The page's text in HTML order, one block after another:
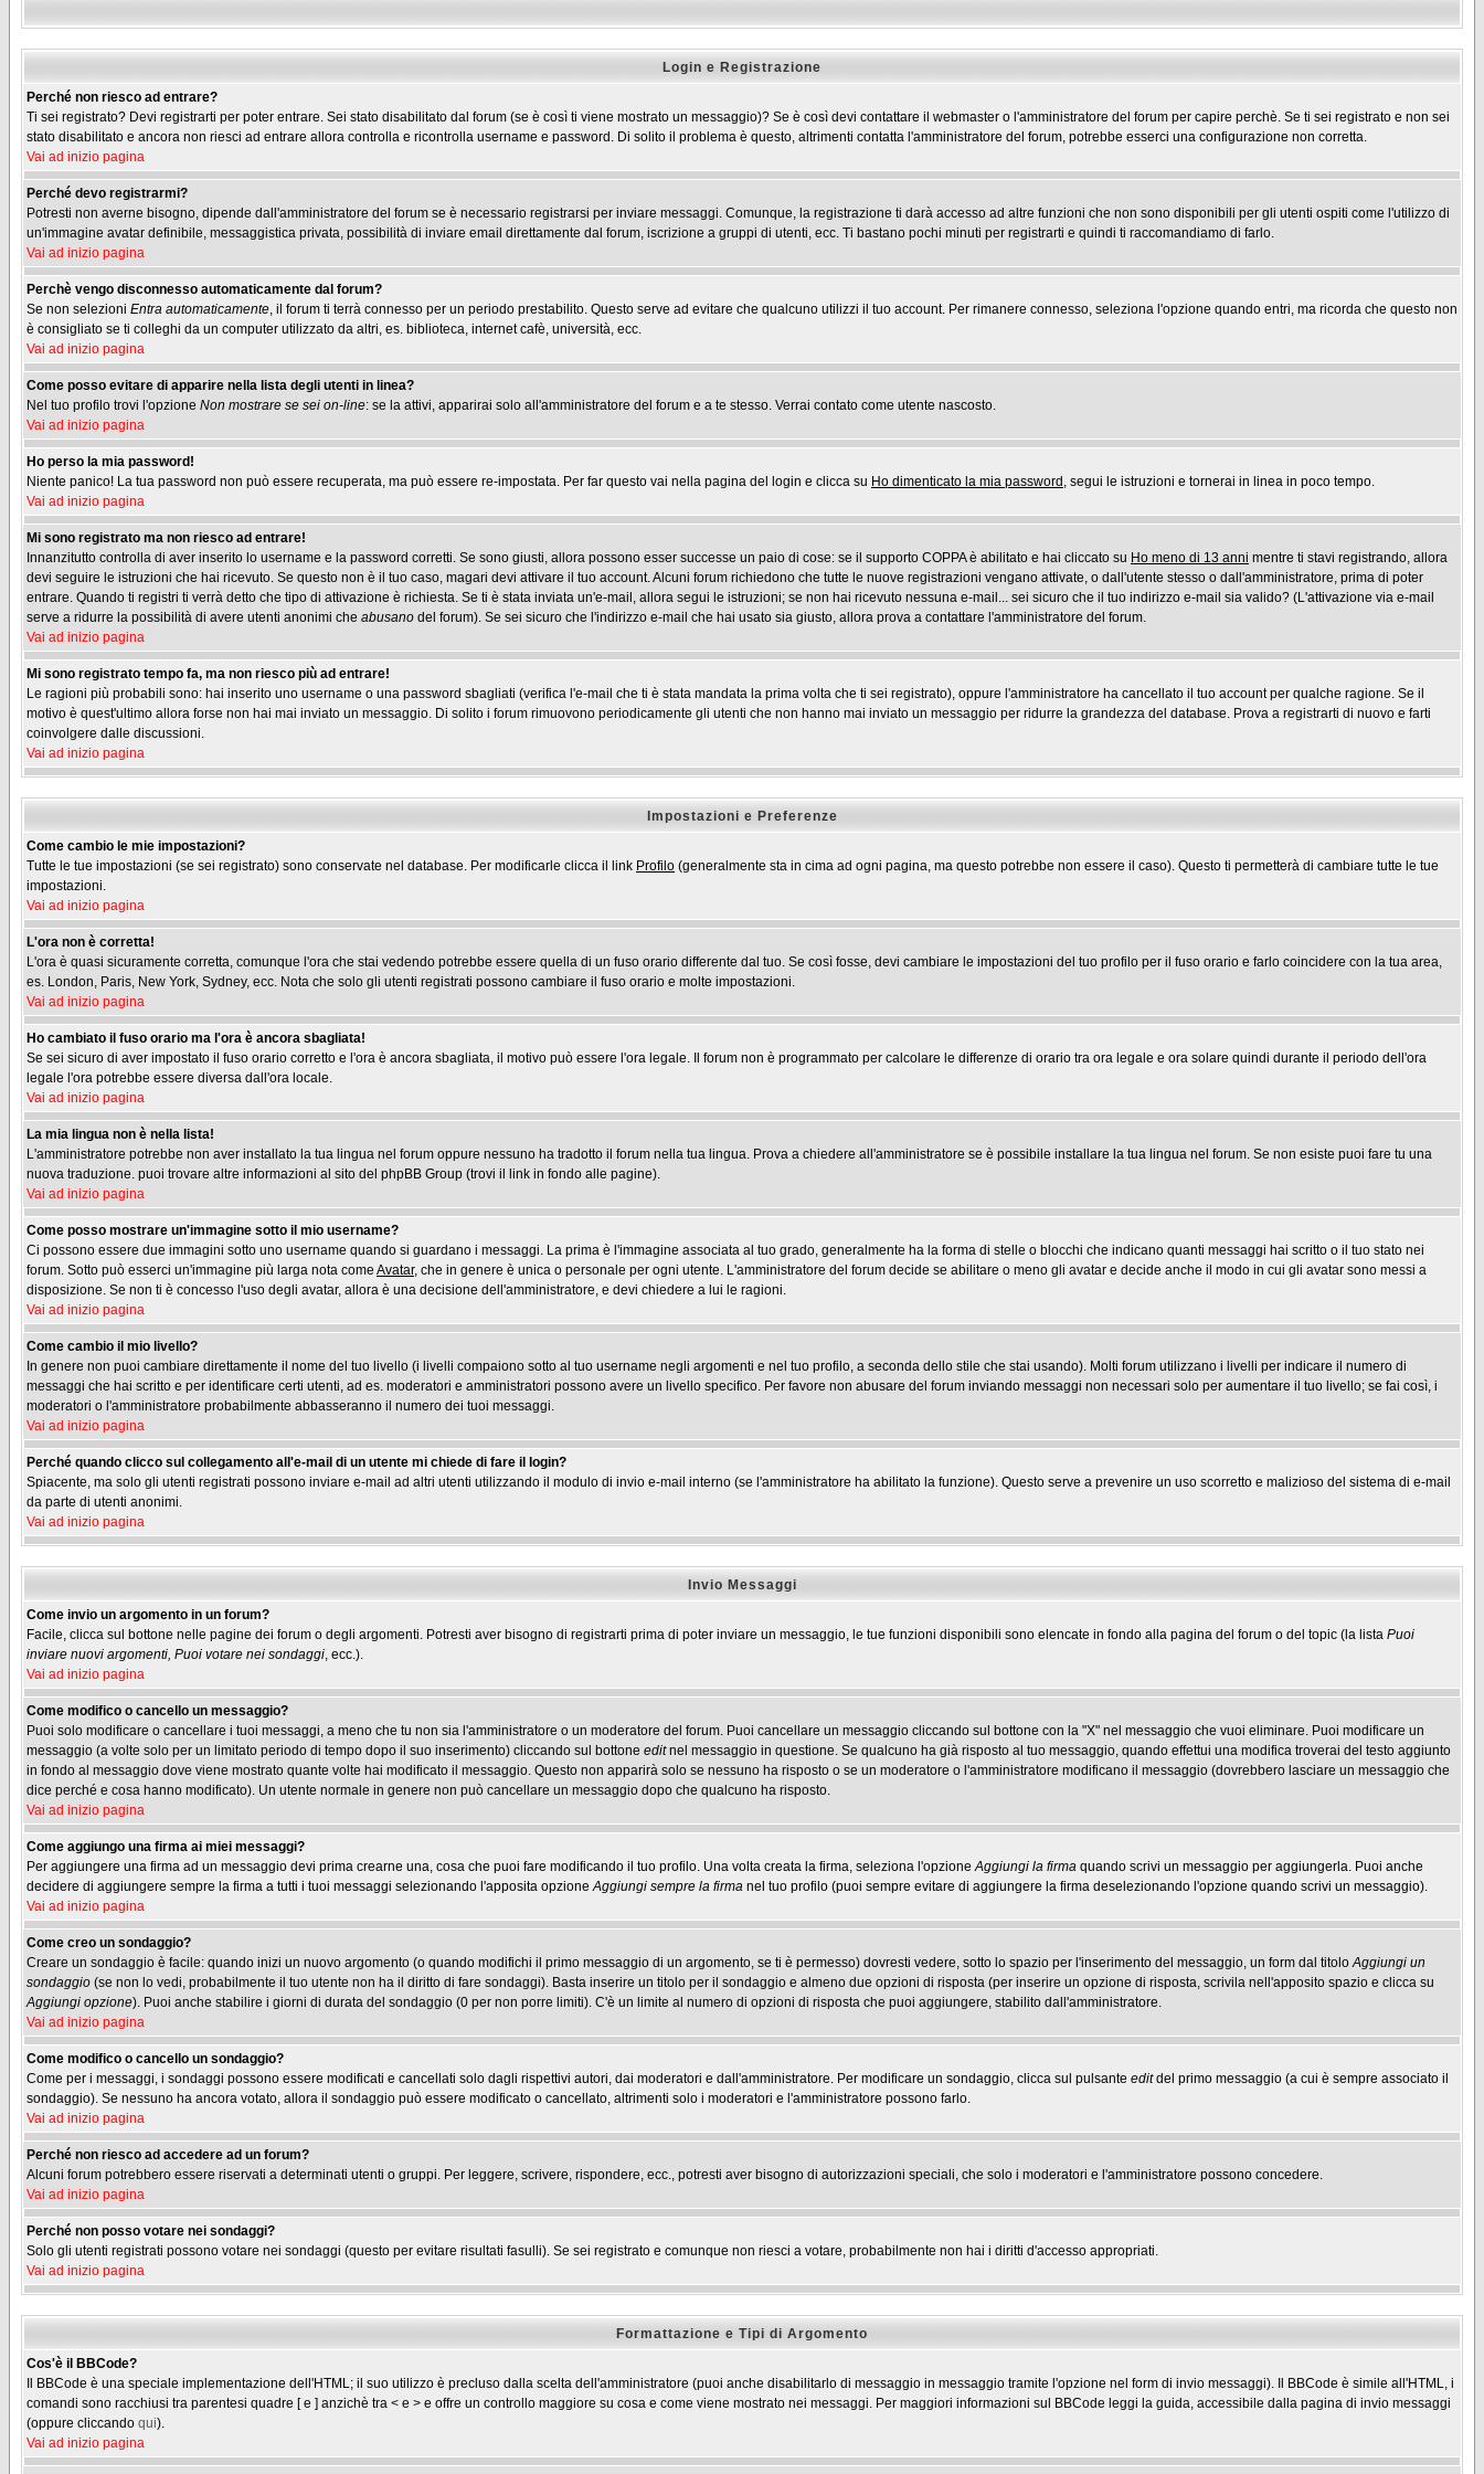
Login e Registrazione
Perché non riesco ad entrare?
Ti sei registrato? Devi registrarti per poter entrare. Sei stato disabilitato dal forum (se è così ti viene mostrato un messaggio)? Se è così devi contattare il webmaster o l'amministratore del forum per capire perchè. Se ti sei registrato e non sei
stato disabilitato e ancora non riesci ad entrare allora controlla e ricontrolla username e password. Di solito il problema è questo, altrimenti contatta l'amministratore del forum, potrebbe esserci una configurazione non corretta.
Vai ad inizio pagina
Perché devo registrarmi?
Potresti non averne bisogno, dipende dall'amministratore del forum se è necessario registrarsi per inviare messaggi. Comunque, la registrazione ti darà accesso ad altre funzioni che non sono disponibili per gli utenti ospiti come l'utilizzo di
un'immagine avatar definibile, messaggistica privata, possibilità di inviare email direttamente dal forum, iscrizione a gruppi di utenti, ecc. Ti bastano pochi minuti per registrarti e quindi ti raccomandiamo di farlo.
Vai ad inizio pagina
Perchè vengo disconnesso automaticamente dal forum?
Se non selezioni Entra automaticamente, il forum ti terrà connesso per un periodo prestabilito. Questo serve ad evitare che qualcuno utilizzi il tuo account. Per rimanere connesso, seleziona l'opzione quando entri, ma ricorda che questo non
è consigliato se ti colleghi da un computer utilizzato da altri, es. biblioteca, internet cafè, università, ecc.
Vai ad inizio pagina
Come posso evitare di apparire nella lista degli utenti in linea?
Nel tuo profilo trovi l'opzione Non mostrare se sei on-line: se la attivi, apparirai solo all'amministratore del forum e a te stesso. Verrai contato come utente nascosto.
Vai ad inizio pagina
Ho perso la mia password!
Niente panico! La tua password non può essere recuperata, ma può essere re-impostata. Per far questo vai nella pagina del login e clicca su Ho dimenticato la mia password , segui le istruzioni e tornerai in linea in poco tempo.
Vai ad inizio pagina
Mi sono registrato ma non riesco ad entrare!
Innanzitutto controlla di aver inserito lo username e la password corretti. Se sono giusti, allora possono esser successe un paio di cose: se il supporto COPPA è abilitato e hai cliccato su Ho meno di 13 anni mentre ti stavi registrando, allora
devi seguire le istruzioni che hai ricevuto. Se questo non è il tuo caso, magari devi attivare il tuo account. Alcuni forum richiedono che tutte le nuove registrazioni vengano attivate, o dall'utente stesso o dall'amministratore, prima di poter
entrare. Quando ti registri ti verrà detto che tipo di attivazione è richiesta. Se ti è stata inviata un'e-mail, allora segui le istruzioni; se non hai ricevuto nessuna e-mail... sei sicuro che il tuo indirizzo e-mail sia valido? (L'attivazione via e-mail
serve a ridurre la possibilità di avere utenti anonimi che abusano del forum). Se sei sicuro che l'indirizzo e-mail che hai usato sia giusto, allora prova a contattare l'amministratore del forum.
Vai ad inizio pagina
Mi sono registrato tempo fa, ma non riesco più ad entrare!
Le ragioni più probabili sono: hai inserito uno username o una password sbagliati (verifica l'e-mail che ti è stata mandata la prima volta che ti sei registrato), oppure l'amministratore ha cancellato il tuo account per qualche ragione. Se il
motivo è quest'ultimo allora forse non hai mai inviato un messaggio. Di solito i forum rimuovono periodicamente gli utenti che non hanno mai inviato un messaggio per ridurre la grandezza del database. Prova a registrarti di nuovo e farti
coinvolgere dalle discussioni.
Vai ad inizio pagina
Impostazioni e Preferenze
Come cambio le mie impostazioni?
Tutte le tue impostazioni (se sei registrato) sono conservate nel database. Per modificarle clicca il link Profilo (generalmente sta in cima ad ogni pagina, ma questo potrebbe non essere il caso). Questo ti permetterà di cambiare tutte le tue
impostazioni.
Vai ad inizio pagina
L'ora non è corretta!
L'ora è quasi sicuramente corretta, comunque l'ora che stai vedendo potrebbe essere quella di un fuso orario differente dal tuo. Se così fosse, devi cambiare le impostazioni del tuo profilo per il fuso orario e farlo coincidere con la tua area,
es. London, Paris, New York, Sydney, ecc. Nota che solo gli utenti registrati possono cambiare il fuso orario e molte impostazioni.
Vai ad inizio pagina
Ho cambiato il fuso orario ma l'ora è ancora sbagliata!
Se sei sicuro di aver impostato il fuso orario corretto e l'ora è ancora sbagliata, il motivo può essere l'ora legale. Il forum non è programmato per calcolare le differenze di orario tra ora legale e ora solare quindi durante il periodo dell'ora
legale l'ora potrebbe essere diversa dall'ora locale.
Vai ad inizio pagina
La mia lingua non è nella lista!
L'amministratore potrebbe non aver installato la tua lingua nel forum oppure nessuno ha tradotto il forum nella tua lingua. Prova a chiedere all'amministratore se è possibile installare la tua lingua nel forum. Se non esiste puoi fare tu una
nuova traduzione. puoi trovare altre informazioni al sito del phpBB Group (trovi il link in fondo alle pagine).
Vai ad inizio pagina
Come posso mostrare un'immagine sotto il mio username?
Ci possono essere due immagini sotto uno username quando si guardano i messaggi. La prima è l'immagine associata al tuo grado, generalmente ha la forma di stelle o blocchi che indicano quanti messaggi hai scritto o il tuo stato nei
forum. Sotto può esserci un'immagine più larga nota come Avatar, che in genere è unica o personale per ogni utente. L'amministratore del forum decide se abilitare o meno gli avatar e decide anche il modo in cui gli avatar sono messi a
disposizione. Se non ti è concesso l'uso degli avatar, allora è una decisione dell'amministratore, e devi chiedere a lui le ragioni.
Vai ad inizio pagina
Come cambio il mio livello?
In genere non puoi cambiare direttamente il nome del tuo livello (i livelli compaiono sotto al tuo username negli argomenti e nel tuo profilo, a seconda dello stile che stai usando). Molti forum utilizzano i livelli per indicare il numero di
messaggi che hai scritto e per identificare certi utenti, ad es. moderatori e amministratori possono avere un livello specifico. Per favore non abusare del forum inviando messaggi non necessari solo per aumentare il tuo livello; se fai così, i
moderatori o l'amministratore probabilmente abbasseranno il numero dei tuoi messaggi.
Vai ad inizio pagina
Perché quando clicco sul collegamento all'e-mail di un utente mi chiede di fare il login?
Spiacente, ma solo gli utenti registrati possono inviare e-mail ad altri utenti utilizzando il modulo di invio e-mail interno (se l'amministratore ha abilitato la funzione). Questo serve a prevenire un uso scorretto e malizioso del sistema di e-mail
da parte di utenti anonimi.
Vai ad inizio pagina
Invio Messaggi
Come invio un argomento in un forum?
Facile, clicca sul bottone nelle pagine dei forum o degli argomenti. Potresti aver bisogno di registrarti prima di poter inviare un messaggio, le tue funzioni disponibili sono elencate in fondo alla pagina del forum o del topic (la lista Puoi
inviare nuovi argomenti, Puoi votare nei sondaggi, ecc.).
Vai ad inizio pagina
Come modifico o cancello un messaggio?
Puoi solo modificare o cancellare i tuoi messaggi, a meno che tu non sia l'amministratore o un moderatore del forum. Puoi cancellare un messaggio cliccando sul bottone con la "X" nel messaggio che vuoi eliminare. Puoi modificare un
messaggio (a volte solo per un limitato periodo di tempo dopo il suo inserimento) cliccando sul bottone editnel messaggio in questione. Se qualcuno ha già risposto al tuo messaggio, quando effettui una modifica troverai del testo aggiunto
in fondo al messaggio dove viene mostrato quante volte hai modificato il messaggio. Questo non apparirà solo se nessuno ha risposto o se un moderatore o l'amministratore modificano il messaggio (dovrebbero lasciare un messaggio che
dice perché e cosa hanno modificato). Un utente normale in genere non può cancellare un messaggio dopo che qualcuno ha risposto.
Vai ad inizio pagina
Come aggiungo una firma ai miei messaggi?
Per aggiungere una firma ad un messaggio devi prima crearne una, cosa che puoi fare modificando il tuo profilo. Una volta creata la firma, seleziona l'opzioneAggiungi la firma quando scrivi un messaggio per aggiungerla. Puoi anche
decidere di aggiungere sempre la firma a tutti i tuoi messaggi selezionando l'apposita opzioneAggiungi sempre la firma nel tuo profilo (puoi sempre evitare di aggiungere la firma deselezionando l'opzione quando scrivi un messaggio).
Vai ad inizio pagina
Come creo un sondaggio?
Creare un sondaggio è facile: quando inizi un nuovo argomento (o quando modifichi il primo messaggio di un argomento, se ti è permesso) dovresti vedere, sotto lo spazio per l'inserimento del messaggio, un form dal titoloAggiungi un
sondaggio (se non lo vedi, probabilmente il tuo utente non ha il diritto di fare sondaggi). Basta inserire un titolo per il sondaggio e almeno due opzioni di risposta (per inserire un opzione di risposta, scrivila nell'apposito spazio e clicca su
Aggiungi opzione). Puoi anche stabilire i giorni di durata del sondaggio (0 per non porre limiti). C'è un limite al numero di opzioni di risposta che puoi aggiungere, stabilito dall'amministratore.
Vai ad inizio pagina
Come modifico o cancello un sondaggio?
Come per i messaggi, i sondaggi possono essere modificati e cancellati solo dagli rispettivi autori, dai moderatori e dall'amministratore. Per modificare un sondaggio, clicca sul pulsante editdel primo messaggio (a cui è sempre associato il
sondaggio). Se nessuno ha ancora votato, allora il sondaggio può essere modificato o cancellato, altrimenti solo i moderatori e l'amministratore possono farlo.
Vai ad inizio pagina
Perché non riesco ad accedere ad un forum?
Alcuni forum potrebbero essere riservati a determinati utenti o gruppi. Per leggere, scrivere, rispondere, ecc., potresti aver bisogno di autorizzazioni speciali, che solo i moderatori e l'amministratore possono concedere.
Vai ad inizio pagina
Perché non posso votare nei sondaggi?
Solo gli utenti registrati possono votare nei sondaggi (questo per evitare risultati fasulli). Se sei registrato e comunque non riesci a votare, probabilmente non hai i diritti d'accesso appropriati.
Vai ad inizio pagina
Formattazione e Tipi di Argomento
Cos'è il BBCode?
Il BBCode è una speciale implementazione dell'HTML; il suo utilizzo è precluso dalla scelta dell'amministratore (puoi anche disabilitarlo di messaggio in messaggio tramite l'opzione nel form di invio messaggi). Il BBCode è simile all'HTML, i
comandi sono racchiusi tra parentesi quadre [ e ] anzichè tra < e > e offre un controllo maggiore su cosa e come viene mostrato nei messaggi. Per maggiori informazioni sul BBCode leggi la guida, accessibile dalla pagina di invio messaggi
(oppure cliccando qui).
Vai ad inizio pagina